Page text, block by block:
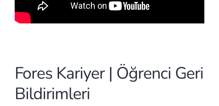
Fores Kariyer | Öğrenci Geri
Bildirimleri